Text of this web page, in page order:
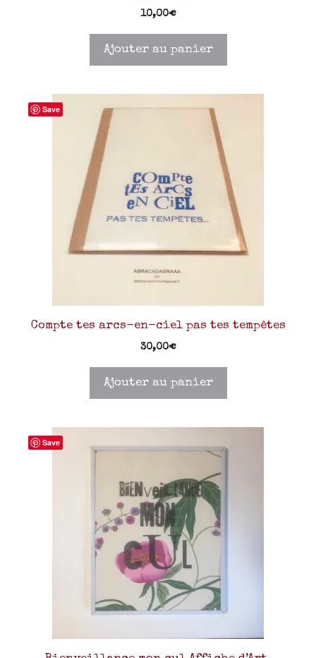
10,00€
Ajouter au panier
Save
Compte tes arcs-en-ciel pas tes tempêtes
30,00€
Ajouter au panier
Save